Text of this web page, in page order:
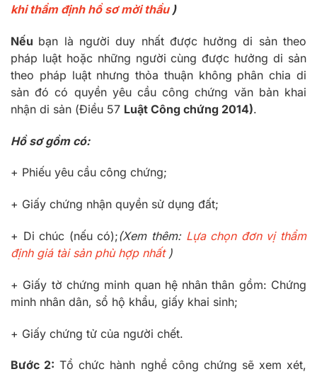
khi thẩm định hồ sơ mời thầu)
Nếu bạn là người duy nhất được hưởng di sản theo
pháp luật hoặc những người cùng được hưởng di sản
theo pháp luật nhưng thỏa thuận không phân chia di
sản đó có quyền yêu cầu công chứng văn bản khai
nhận di sản (Điều 57 Luật Công chứng 2014).
Hồ sơ gồm có:
+ Phiếu yêu cầu công chứng;
+ Giấy chứng nhận quyền sử dụng đất;
+ Di chúc (nếu có);(Xem thêm: Lựa chọn đơn vị thẩm
định giá tài sản phù hợp nhất)
+ Giấy tờ chứng minh quan hệ nhân thân gồm: Chứng
minh nhân dân, sổ hộ khẩu, giấy khai sinh;
+ Giấy chứng tử của người chết.
Bước 2: Tổ chức hành nghề công chứng sẽ xem xét,